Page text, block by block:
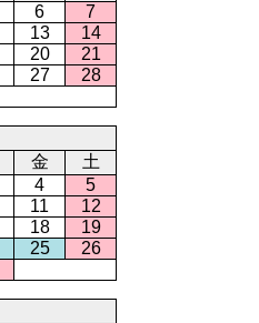
6
7
13
14
20
21
27
28
金
土
4
5
11
12
18
19
25
26